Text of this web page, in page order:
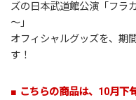
ズの日本武道館公演「フラ
～」
オフィシャルグッズを、期
す！
■ こちらの商品は、10月下